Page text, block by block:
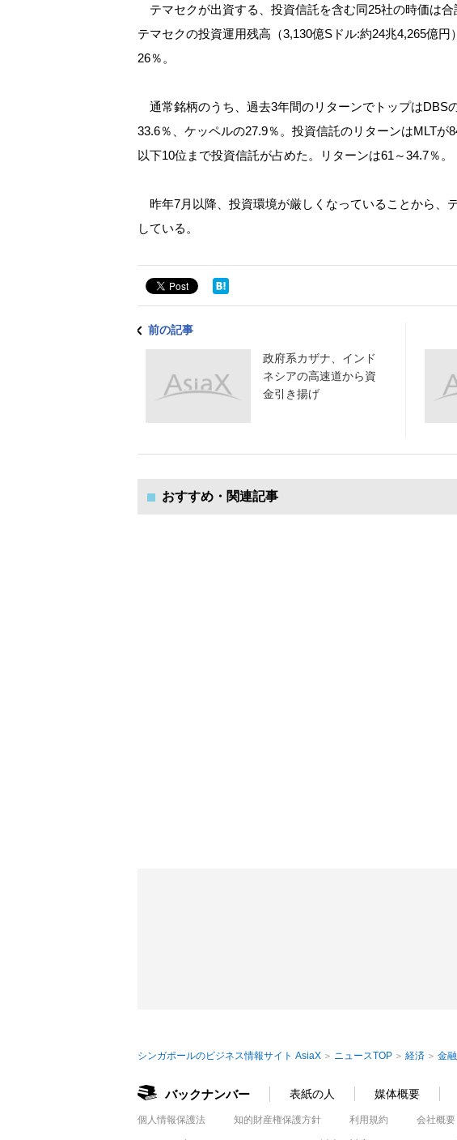
テマセクが出資する、投資信託を含む同25社の時価は合
テマセクの投資運用残高（3,130億Sドル:約24兆4,265億
26％。
通常銘柄のうち、過去3年間のリターンでトップはDBS
33.6％、ケッペルの27.9％。投資信託のリターンはMLTが
以下10位まで投資信託が占めた。リターンは61～34.7％。
昨年7月以降、投資環境が厳しくなっていることから、
している。
前の記事
政府系カザナ、インド
ネシアの高速道から資
金引き揚げ
おすすめ・関連記事
シンガポールのビジネス情報サイト AsiaX ニュースTOP 経済 金融
バックナンバー 表紙の人 媒体概要
個人情報保護法 知的財産権保護方針 利用規約 会社概要